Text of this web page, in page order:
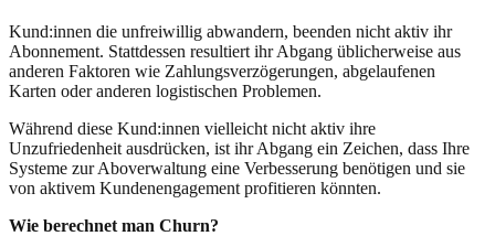
Kund:innen die unfreiwillig abwandern, beenden nicht aktiv ihr
Abonnement. Stattdessen resultiert ihr Abgang üblicherweise aus
anderen Faktoren wie Zahlungsverzögerungen, abgelaufenen
Karten oder anderen logistischen Problemen.
Während diese Kund:innen vielleicht nicht aktiv ihre
Unzufriedenheit ausdrücken, ist ihr Abgang ein Zeichen, dass Ihre
Systeme zur Aboverwaltung eine Verbesserung benötigen und sie
von aktivem Kundenengagement profitieren könnten.
Wie berechnet man Churn?